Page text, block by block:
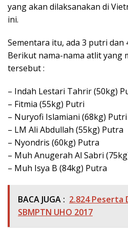
yang akan dilaksanakan di
ini.
Sementara itu, ada 3 putri
Berikut nama-nama atlit yang
tersebut :
– Indah Lestari Tahrir (50kg)
– Fitmia (55kg) Putri
– Nuryofi Islamiani (68kg) Putri
– LM Ali Abdullah (55kg) Putra
– Nyondris (60kg) Putra
– Muh Anugerah Al Sabri
– Muh Isya B (84kg) Putra
BACA JUGA : 2.824 Peserta
SBMPTN UHO 2017